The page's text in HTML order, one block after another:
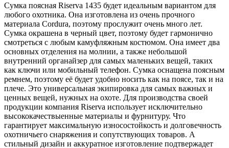
Сумка поясная Riserva 1435 будет идеальным вариантом для
любого охотника. Она изготовлена из очень прочного
материала Cordura, поэтому прослужит очень много лет.
Сумка окрашена в черный цвет, поэтому будет гармонично
смотреться с любым камуфляжным костюмом. Она имеет два
основных отделения на молнии, а также небольшой
внутренний органайзер для самых маленьких вещей, таких
как ключи или мобильный телефон. Сумка оснащена поясным
ремнем, поэтому её будет удобно носить как на поясе, так и на
плече. Это универсальная экипировка для самых важных и
ценных вещей, нужных на охоте. Для производства своей
продукции компания Riserva использует исключительно
высококачествыенные материалы и фурнитуру. Что
гарантирует максимальную износостойкость и долговечность
охотничьего снаряжения и сопутствующих товаров. А
стильный дизайн и аккуратное изготовление подтвержадет